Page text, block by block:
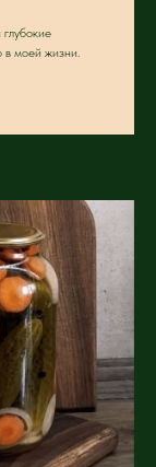
в моей жизни.